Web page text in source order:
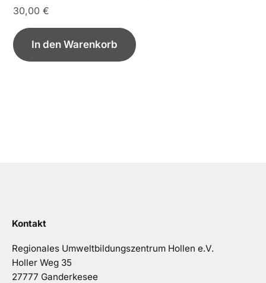
30,00€
In den Warenkorb
Kontakt
Regionales Umweltbildungszentrum Hollen e.V.
Holler Weg 35
27777 Ganderkesee